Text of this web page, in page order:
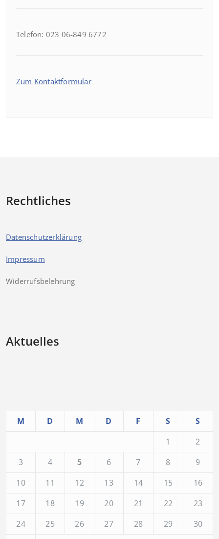
Telefon: 023 06-849 6772
Zum Kontaktformular
Rechtliches
Datenschutzerklärung
Impressum
Widerrufsbelehrung
Aktuelles
M D M D F S
S
1
2
3
4 5 6 7 8
9
10
11 12 13 14 15
16
17
18 19 20 21 22
23
24
25 26 27 28 29 30